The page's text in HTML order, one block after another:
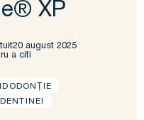
XP
20 august 2025
a citi